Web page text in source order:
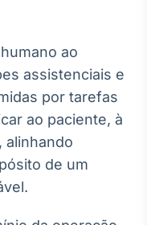
ao
assistenciais e
por tarefas
ao paciente, à
alinhando
de um